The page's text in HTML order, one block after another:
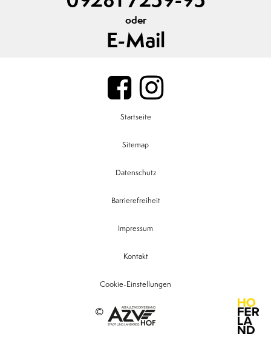
oder
E-Mail
Startseite
Sitemap
Datenschutz
Barrierefreiheit
Impressum
Kontakt
Cookie-Einstellungen
©